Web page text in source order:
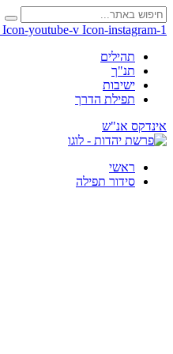
Icon-youtube-v Icon-instagram-1
תהילים
תנ"ך
ישיבות
תפילת הדרך
אינדקס אנ"ש
ראשי
סידור תפילה